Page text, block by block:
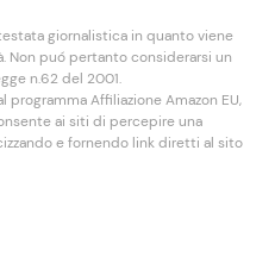
giornalistica in quanto viene
Non puó pertanto considerarsi un
n.62 del 2001.
Affiliazione Amazon EU,
ai siti di percepire una
e fornendo link diretti al sito